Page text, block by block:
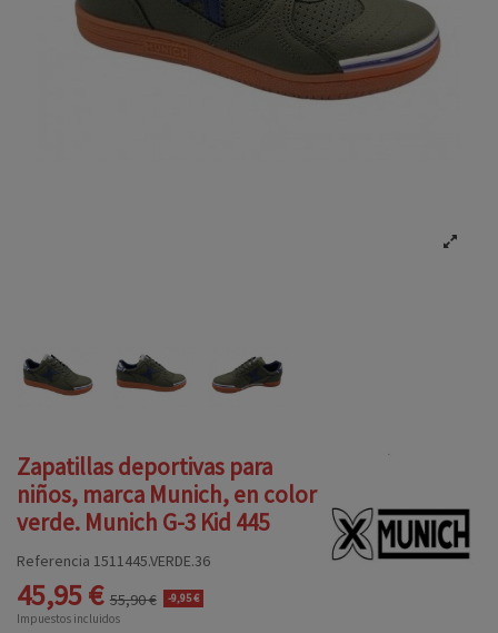
Zapatillas deportivas para
niños, marca Munich, en color
verde. Munich G-3 Kid 445
Referencia 1511445.VERDE.36
45,95 € 55,90 € -9,95 €
Impuestos incluidos